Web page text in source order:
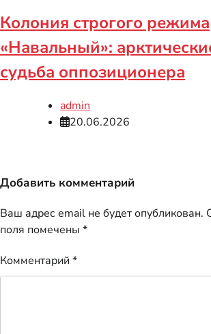
Колония строгого режима
«Навальный»:
судьба оппозиционера
admin
20.06.2026
Добавить комментарий
Ваш адрес email не будет опубликован.
поля помечены *
Комментарий *